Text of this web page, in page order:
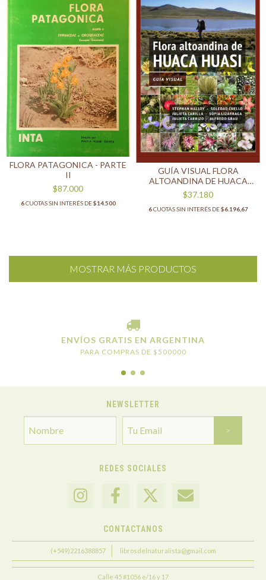
FLORA PATAGONICA - PARTE
II
$87.000
6CUOTAS SIN INTERÉS DE$14.500
GUÍA VISUAL FLORA
ALTOANDINA DE HUACA
HUASI
$37.180
6CUOTAS SIN INTERÉS DE$6.196,67
MOSTRAR MÁS PRODUCTOS
ENVÍOS GRATIS EN ARGENTINA
PARA COMPRAS DE $500000
NEWSLETTER
REDES SOCIALES
CONTACTANOS
(+549)2216388857 librosdelnaturalista@gmail.com
Calle 45 #1056 e/16 y 17